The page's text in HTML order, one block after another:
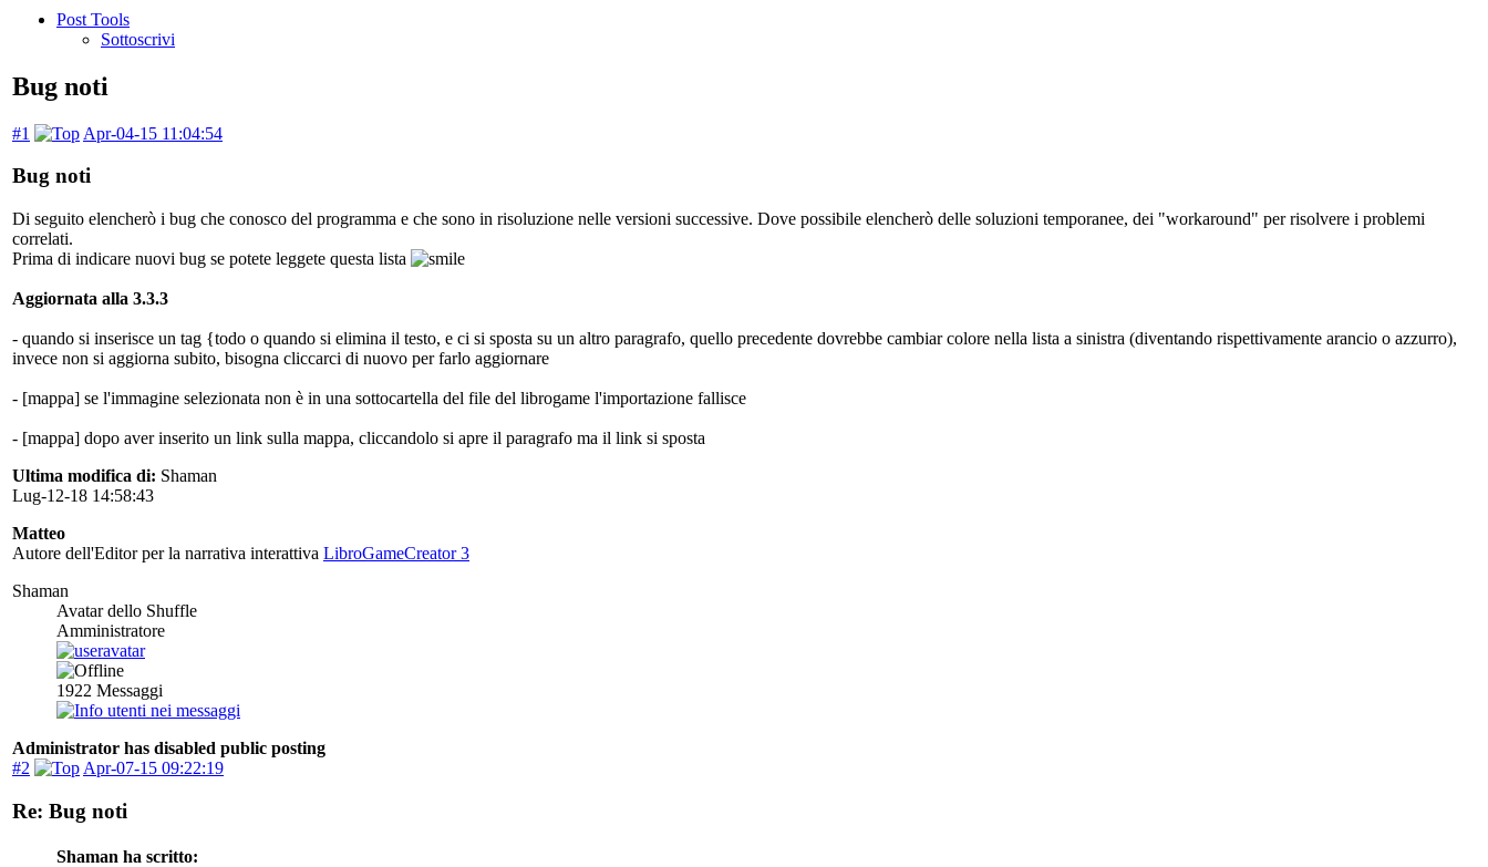
Post Tools
Sottoscrivi
Bug noti
#1 Apr-04-15 11:04:54
Bug noti
Di seguito elencherò i bug che conosco del programma e che sono in risoluzione nelle versioni successive. Dove possibile elencherò delle soluzioni temporanee, dei "workaround" per risolvere i problemi
correlati.
Prima di indicare nuovi bug se potete leggete questa lista
Aggiornata alla 3.3.3
- quando si inserisce un tag {todo o quando si elimina il testo, e ci si sposta su un altro paragrafo, quello precedente dovrebbe cambiar colore nella lista a sinistra (diventando rispettivamente arancio o azzurro),
invece non si aggiorna subito, bisogna cliccarci di nuovo per farlo aggiornare
- [mappa] se l'immagine selezionata non è in una sottocartella del file del librogame l'importazione fallisce
- [mappa] dopo aver inserito un link sulla mappa, cliccandolo si apre il paragrafo ma il link si sposta
Ultima modifica di: Shaman
Lug-12-18 14:58:43
Matteo
Autore dell'Editor per la narrativa interattiva LibroGameCreator 3
Shaman
Avatar dello Shuffle
Amministratore
1922 Messaggi
Administrator has disabled public posting
#2
Apr-07-15 09:22:19
Re: Bug noti
Shaman ha scritto: